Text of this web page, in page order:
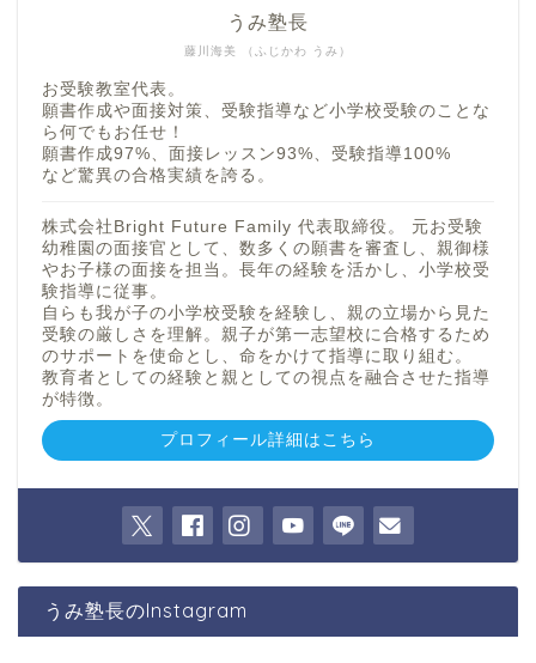
藤川海美 （ふじかわ うみ）
うみ塾長
お受験教室代表。
願書作成や面接対策、受験指導など小学校受験のことな
ら何でもお任せ！
願書作成97%、面接レッスン93%、受験指導100%
など驚異の合格実績を誇る。
株式会社Bright Future Family 代表取締役。 元お受験
幼稚園の面接官として、数多くの願書を審査し、親御様
やお子様の面接を担当。長年の経験を活かし、小学校受
験指導に従事。
自らも我が子の小学校受験を経験し、親の立場から見た
受験の厳しさを理解。親子が第一志望校に合格するため
のサポートを使命とし、命をかけて指導に取り組む。
教育者としての経験と親としての視点を融合させた指導
が特徴。
プロフィール詳細はこちら
うみ塾長のInstagram